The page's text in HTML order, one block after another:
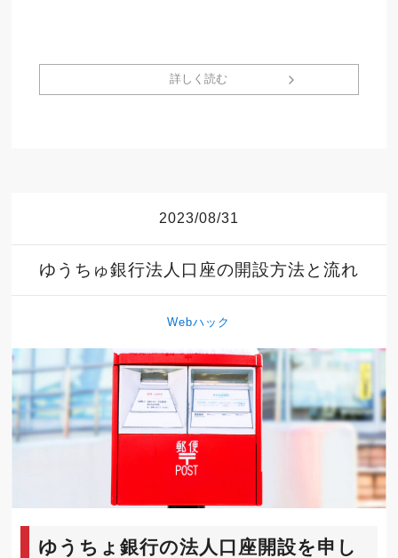
詳しく読む
2023/08/31
ゆうちゅ銀行法人口座の開設方法と流れ
Webハック
ゆうちょ銀行の法人口座開設を申し